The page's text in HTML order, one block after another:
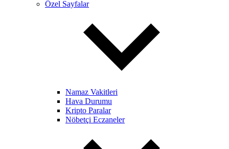
Özel Sayfalar
Namaz Vakitleri
Hava Durumu
Kripto Paralar
Nöbetçi Eczaneler